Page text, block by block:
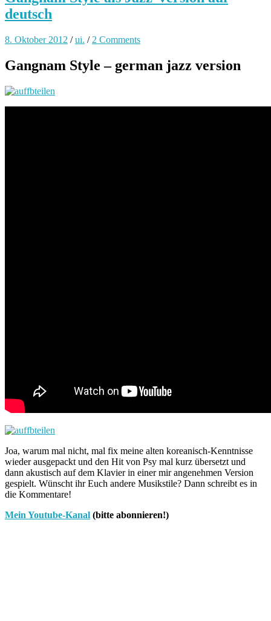
deutsch
8. Oktober 2012 /ui. / 2 Comments
Gangnam Style – german jazz version
Joa, warum mal nicht, mal fix meine alten koreanisch-Kenntnisse
wieder ausgepackt und den Hit von Psy mal kurz übersetzt und
dann akustisch auf dem Klavier in einer mir angenehmen Version
gespielt. Wünscht ihr Euch andere Musikstile? Dann schreibt es in
die Kommentare!
Mein Youtube-Kanal (bitte abonnieren!)